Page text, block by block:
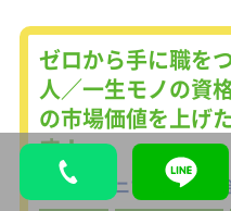
等の集合
5km以内
根差した
び込みや
切ないた
です。
＜入社後
最初は網
ゼロから手に職を
人／一生モノの資
の市場価値を上げ
す！
共同エンジニアリング株式